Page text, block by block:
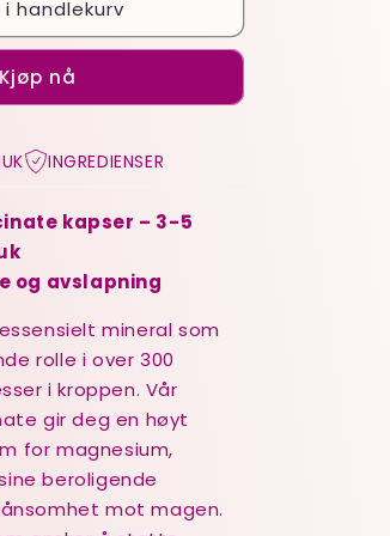
i handlekurv
Kjøp nå
INGREDIENSER
kapser – 3-5
og avslapning
mineral som
rolle i over 300
i kroppen. Vår
gir deg en høyt
for magnesium,
beroligende
mot magen.